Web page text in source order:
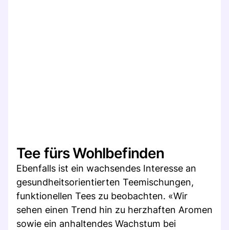
Tee fürs Wohlbefinden
Ebenfalls ist ein wachsendes Interesse an
gesundheitsorientierten Teemischungen,
funktionellen Tees zu beobachten. «Wir
sehen einen Trend hin zu herzhaften Aromen
sowie ein anhaltendes Wachstum bei